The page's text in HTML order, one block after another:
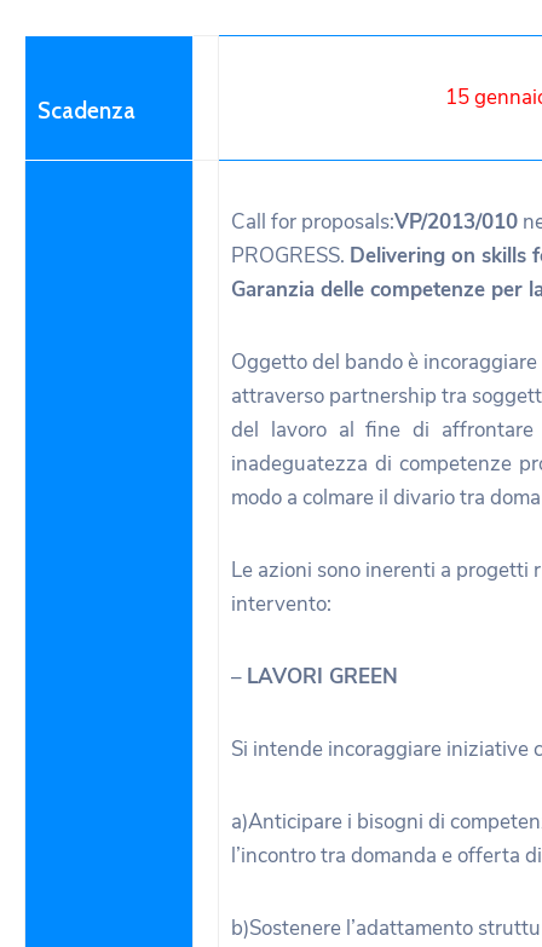
Scadenza 15
Call for proposals:VP/2013/010
PROGRESS. Delivering on skills
Garanzia delle competenze per
Oggetto del bando è
attraverso partnership tra
del lavoro al fine di
inadeguatezza di competenze
modo a colmare il divario tra
Le azioni sono inerenti a
intervento:
– LAVORI GREEN
Si intende incoraggiare iniziative
a)Anticipare i bisogni di
l’incontro tra domanda e offerta
b)Sostenere l’adattamento